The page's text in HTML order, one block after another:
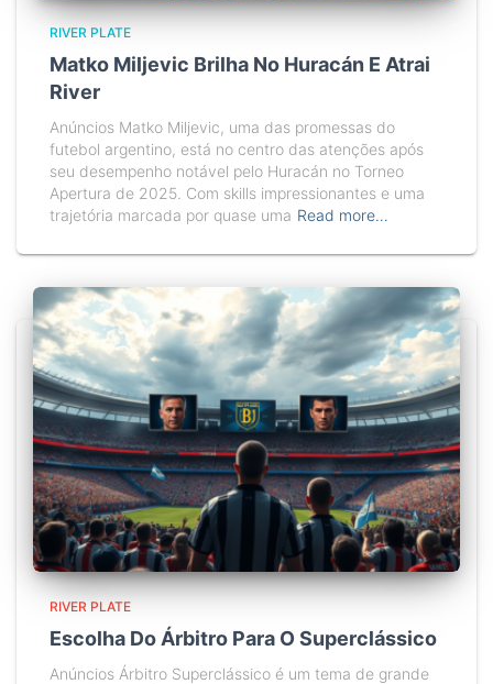
RIVER PLATE
Matko Miljevic Brilha No Huracán E Atrai
River
Anúncios Matko Miljevic, uma das promessas do
futebol argentino, está no centro das atenções após
seu desempenho notável pelo Huracán no Torneo
Apertura de 2025. Com skills impressionantes e uma
trajetória marcada por quase uma Read more…
RIVER PLATE
Escolha Do Árbitro Para O Superclássico
Anúncios Árbitro Superclássico é um tema de grande